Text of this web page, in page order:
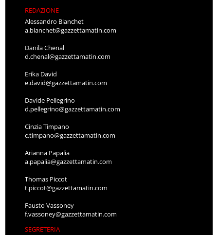
REDAZIONE
Alessandro Bianchet
a.bianchet@gazzettamatin.com
Danila Chenal
d.chenal@gazzettamatin.com
Erika David
e.david@gazzettamatin.com
Davide Pellegrino
d.pellegrino@gazzettamatin.com
Cinzia Timpano
c.timpano@gazzettamatin.com
Arianna Papalia
a.papalia@gazzettamatin.com
Thomas Piccot
t.piccot@gazzettamatin.com
Fausto Vassoney
f.vassoney@gazzettamatin.com
SEGRETERIA